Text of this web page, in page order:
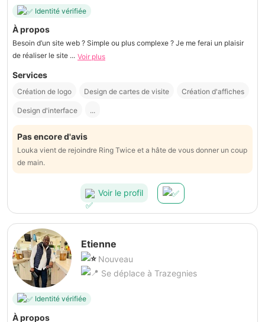
Identité vérifiée
À propos
Besoin d’un site web ? Simple ou plus complexe ? Je me ferai un plaisir
de réaliser le site ... Voir plus
Services
Création de logo Design de cartes de visite Création d'affiches
Design d'interface ...
Pas encore d'avis
Louka vient de rejoindre Ring Twice et a hâte de vous donner un coup
de main.
Voir le profil
Etienne
Nouveau
Se déplace à Trazegnies
Identité vérifiée
À propos